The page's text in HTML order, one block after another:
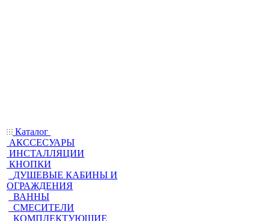
Каталог
АКССЕСУАРЫ
ИНСТАЛЛЯЦИИ
КНОПКИ
ДУШЕВЫЕ КАБИНЫ И
ОГРАЖДЕНИЯ
ВАННЫ
СМЕСИТЕЛИ
КОМПЛЕКТУЮЩИЕ